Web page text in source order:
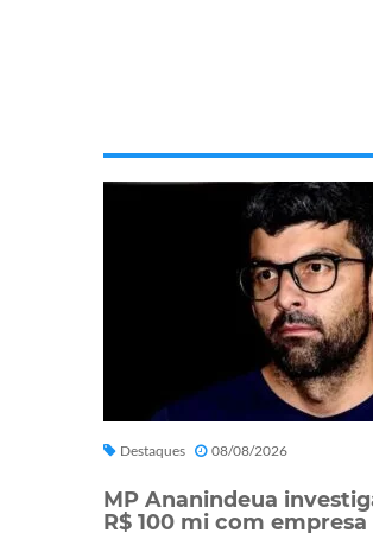
Destaques 08/08/2026
MP Ananindeua
R$ 100 mi com